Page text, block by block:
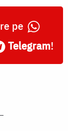
pe
Telegram!